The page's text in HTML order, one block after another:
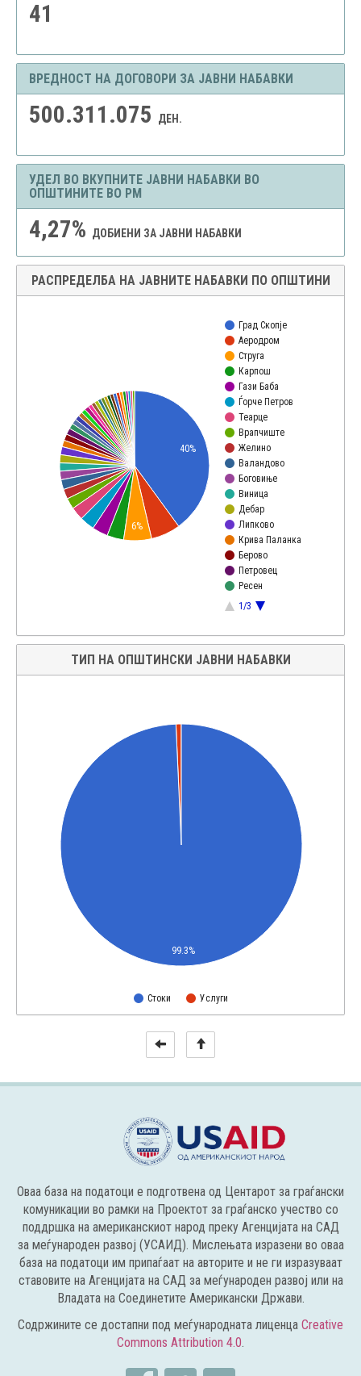
41
ВРЕДНОСТ НА ДОГОВОРИ ЗА ЈАВНИ НАБАВКИ
500.311.075 ДЕН.
УДЕЛ ВО ВКУПНИТЕ ЈАВНИ НАБАВКИ ВО
ОПШТИНИТЕ ВО РМ
4,27% ДОБИЕНИ ЗА ЈАВНИ НАБАВКИ
РАСПРЕДЕЛБА НА ЈАВНИТЕ НАБАВКИ ПО ОПШТИНИ
Град Скопје
Аеродром
Струга
Карпош
Гази Баба
Ѓорче Петров
Теарце
Врапчиште
Желино
Валандово
Боговиње
Виница
Дебар
Липково
Крива Паланка
Берово
Петровец
Ресен
1/3
40%
6%
ТИП НА ОПШТИНСКИ ЈАВНИ НАБАВКИ
Стоки Услуги
99.3%
Оваа база на податоци е подготвена од Центарот за граѓански
комуникации во рамки на Проектот за граѓанско учество со
поддршка на американскиот народ преку Агенцијата на САД
за меѓународен развој (УСАИД). Мислењата изразени во оваа
база на податоци им припаѓаат на авторите и не ги изразуваат
ставовите на Агенцијата на САД за меѓународен развој или на
Владата на Соединетите Американски Држави.
Содржините се достапни под меѓународната лиценца Creative
Commons Attribution 4.0.